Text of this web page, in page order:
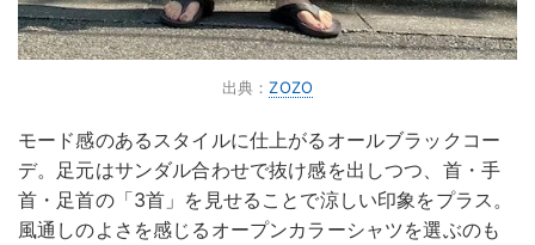
出典：ZOZO
モード感のあるスタイルに仕上がるオールブラックコー
デ。足元はサンダル合わせで抜け感を出しつつ、首・手
首・足首の「3首」を見せることで涼しい印象をプラス。
風通しのよさを感じるオープンカラーシャツを選ぶのも